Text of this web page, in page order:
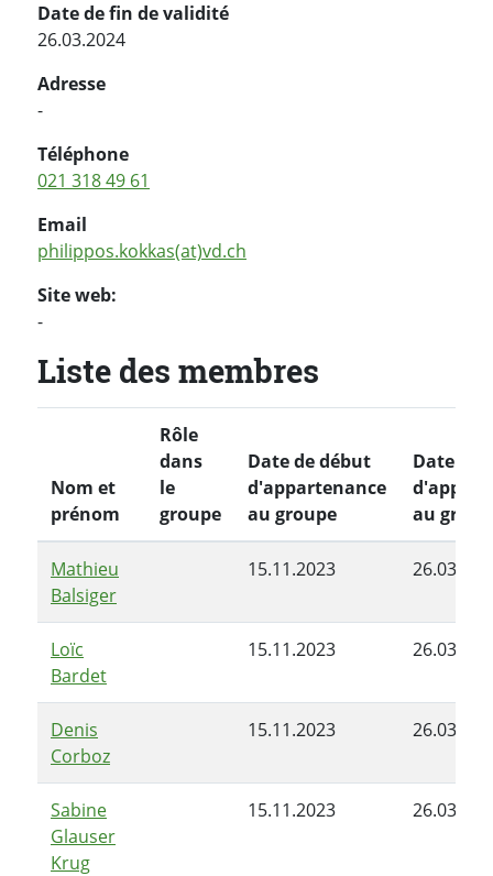
Date de fin de validité
26.03.2024
Adresse
-
Téléphone
021 318 49 61
Email
philippos.kokkas(at)vd.ch
Site web:
-
Liste des membres
Nom et
prénom
Rôle
dans
le
groupe
Date de début
d'appartenance
au groupe
Date de
au
Mathieu
Balsiger
15.11.2023
Loïc
Bardet
15.11.2023
Denis
Corboz
15.11.2023
Sabine
Glauser
Krug
15.11.2023